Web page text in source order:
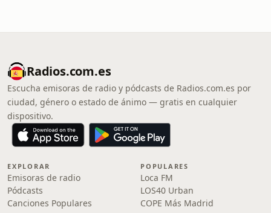
Radios.com.es
Escucha emisoras de radio y pódcasts de Radios.com.es por
ciudad, género o estado de ánimo — gratis en cualquier
dispositivo.
EXPLORAR
Emisoras de radio
Pódcasts
Canciones Populares
POPULARES
Loca FM
LOS40 Urban
COPE Más Madrid